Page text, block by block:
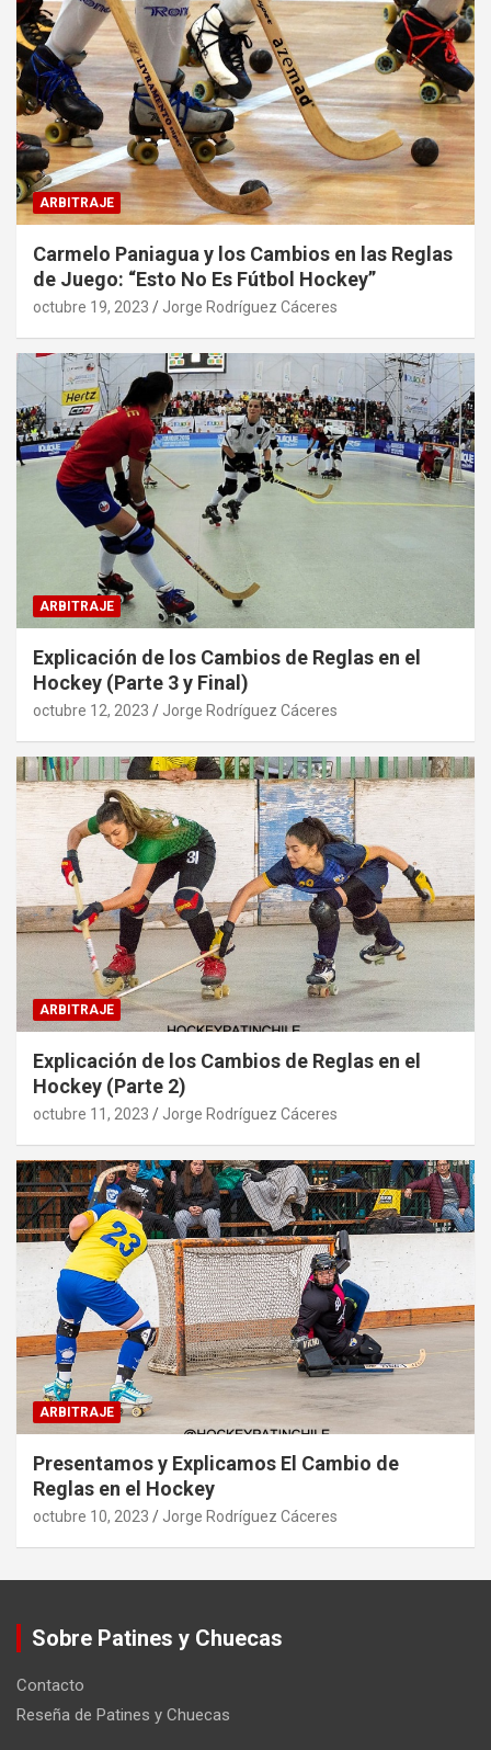
ARBITRAJE
Carmelo Paniagua y los Cambios en las Reglas
de Juego: “Esto No Es Fútbol Hockey”
octubre 19, 2023 Jorge Rodríguez Cáceres
ARBITRAJE
Explicación de los Cambios de Reglas en el
Hockey (Parte 3 y Final)
octubre 12, 2023 Jorge Rodríguez Cáceres
ARBITRAJE
Explicación de los Cambios de Reglas en el
Hockey (Parte 2)
octubre 11, 2023 Jorge Rodríguez Cáceres
ARBITRAJE
Presentamos y Explicamos El Cambio de
Reglas en el Hockey
octubre 10, 2023 Jorge Rodríguez Cáceres
Sobre Patines y Chuecas
Contacto
Reseña de Patines y Chuecas